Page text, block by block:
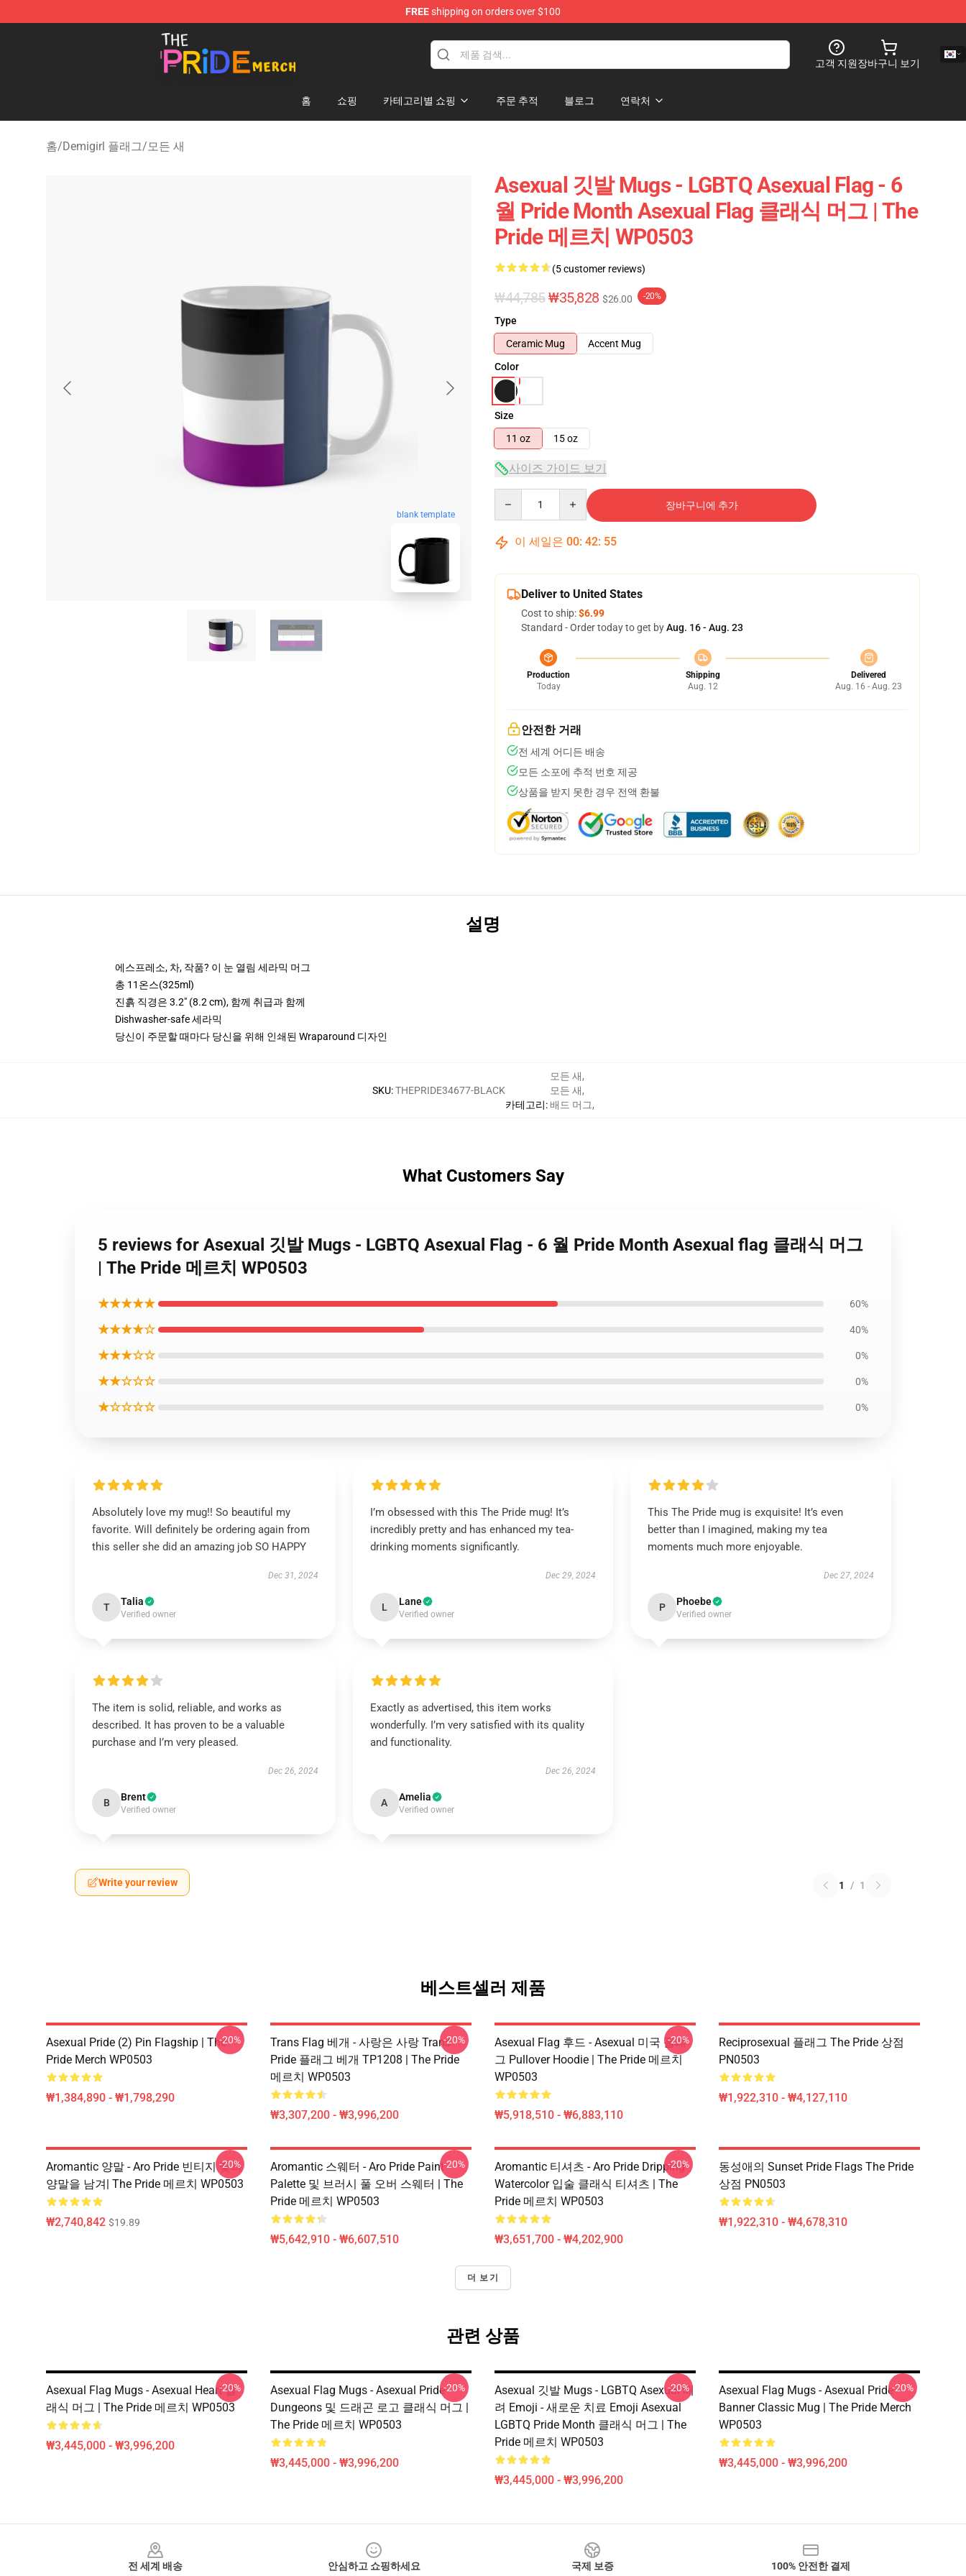
FREEshipping on orders over $100
The Pride Shop - Official The Pride Merchandise Store
고객 지원장바구니 보기
홈 쇼핑 카테고리별 쇼핑 주문 추적 블로그 연락처
홈/Demigirl 플래그/모든 새
blank template
Asexual 깃발 Mugs - LGBTQ Asexual Flag - 6
월 Pride Month Asexual Flag 클래식 머그 | The
Pride 메르치 WP0503
(5 customer reviews)
₩44,785₩35,828 $26.00 -20%
Type
Ceramic Mug
Accent Mug
Color
Size
11 oz
15 oz
사이즈 가이드 보기
장바구니에 추가
이 세일은 00: 42: 54
Deliver to United States
Cost to ship:$6.99
Standard - Order today to get byAug. 16 - Aug. 23
Production
Today
Shipping
Aug. 12
Delivered
Aug. 16 - Aug. 23
안전한 거래
전 세계 어디든 배송
모든 소포에 추적 번호 제공
상품을 받지 못한 경우 전액 환불
설명
에스프레소, 차, 작품? 이 눈 열림 세라믹 머그
총 11온스(325ml)
진흙 직경은 3.2" (8.2 cm), 함께 취급과 함께
Dishwasher-safe 세라믹
당신이 주문할 때마다 당신을 위해 인쇄된 Wraparound 디자인
SKU:THEPRIDE34677-BLACK
카테고리:
모든 새,
모든 새,
배드 머그,
What Customers Say
5 reviews for Asexual 깃발 Mugs - LGBTQ Asexual Flag - 6 월 Pride Month Asexual flag 클래식 머그
| The Pride 메르치 WP0503
★★★★★ 60%
★★★★☆ 40%
★★★☆☆ 0%
★★☆☆☆ 0%
★☆☆☆☆ 0%
Absolutely love my mug!! So beautiful my
favorite. Will definitely be ordering again from
this seller she did an amazing job SO HAPPY
Dec 31, 2024
T Talia
Verified owner
I’m obsessed with this The Pride mug! It’s
incredibly pretty and has enhanced my tea-
drinking moments significantly.
Dec 29, 2024
L Lane
Verified owner
This The Pride mug is exquisite! It’s even
better than I imagined, making my tea
moments much more enjoyable.
Dec 27, 2024
P Phoebe
Verified owner
The item is solid, reliable, and works as
described. It has proven to be a valuable
purchase and I’m very pleased.
Dec 26, 2024
B Brent
Verified owner
Exactly as advertised, this item works
wonderfully. I’m very satisfied with its quality
and functionality.
Dec 26, 2024
A Amelia
Verified owner
Write your review 1 / 1
베스트셀러 제품
Asexual Pride (2) Pin Flagship | The
Pride Merch WP0503
₩1,384,890 - ₩1,798,290
-20%
Trans Flag 베개 - 사랑은 사랑 Trans
Pride 플래그 베개 TP1208 | The Pride
메르치 WP0503
₩3,307,200 - ₩3,996,200
-20%
Asexual Flag 후드 - Asexual 미국 플래
그 Pullover Hoodie | The Pride 메르치
WP0503
₩5,918,510 - ₩6,883,110
-20%
Reciprosexual 플래그 The Pride 상점
PN0503
₩1,922,310 - ₩4,127,110
Aromantic 양말 - Aro Pride 빈티지 꽃과
양말을 남겨| The Pride 메르치 WP0503
₩2,740,842 $19.89
-20%
Aromantic 스웨터 - Aro Pride Paint
Palette 및 브러시 풀 오버 스웨터 | The
Pride 메르치 WP0503
₩5,642,910 - ₩6,607,510
-20%
Aromantic 티셔츠 - Aro Pride Dripping
Watercolor 입술 클래식 티셔츠 | The
Pride 메르치 WP0503
₩3,651,700 - ₩4,202,900
-20%
동성애의 Sunset Pride Flags The Pride
상점 PN0503
₩1,922,310 - ₩4,678,310
더 보기
관련 상품
Asexual Flag Mugs - Asexual Heart 클
래식 머그 | The Pride 메르치 WP0503
₩3,445,000 - ₩3,996,200
-20%
Asexual Flag Mugs - Asexual Pride
Dungeons 및 드래곤 로고 클래식 머그 |
The Pride 메르치 WP0503
₩3,445,000 - ₩3,996,200
-20%
Asexual 깃발 Mugs - LGBTQ Asexual 배
려 Emoji - 새로운 치료 Emoji Asexual
LGBTQ Pride Month 클래식 머그 | The
Pride 메르치 WP0503
₩3,445,000 - ₩3,996,200
-20%
Asexual Flag Mugs - Asexual Pride
Banner Classic Mug | The Pride Merch
WP0503
₩3,445,000 - ₩3,996,200
-20%
전 세계 배송
안심하고 쇼핑하세요
국제 보증
100% 안전한 결제